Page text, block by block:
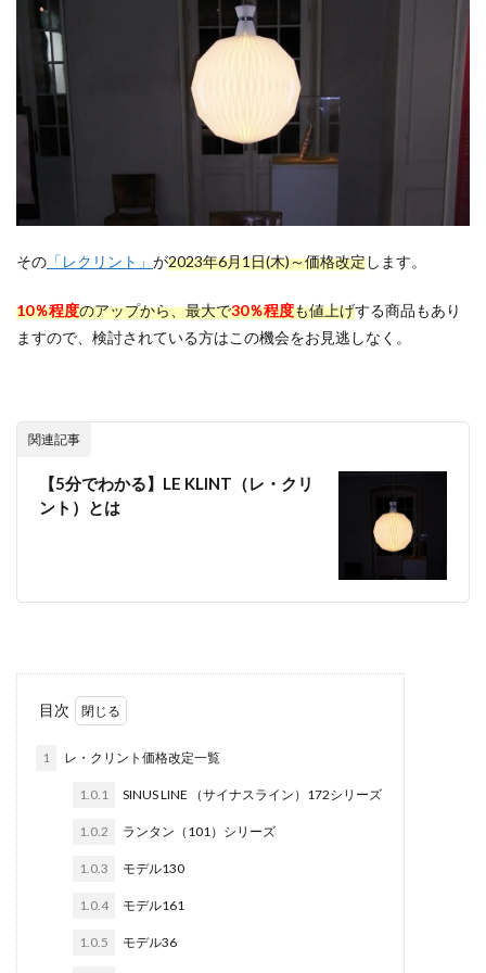
その 「レクリント」 が2023年6月1日(木)～価格改定します。
10％程度のアップから、最大で30％程度も値上げする商品もあり
ますので、検討されている方はこの機会をお見逃しなく。
関連記事
【5分でわかる】LE KLINT（レ・クリ
ント）とは
目次
1 レ・クリント価格改定一覧
1.0.1 SINUS LINE （サイナスライン）172シリーズ
1.0.2 ランタン（101）シリーズ
1.0.3 モデル130
1.0.4 モデル161
1.0.5 モデル36